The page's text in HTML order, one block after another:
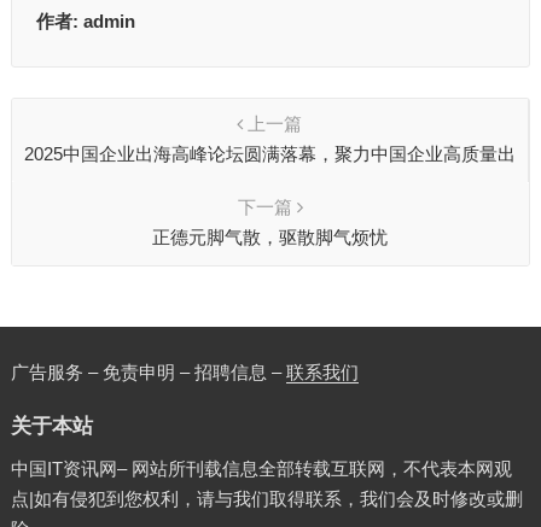
作者: admin
上一篇
2025中国企业出海高峰论坛圆满落幕，聚力中国企业高质量出
下一篇
正德元脚气散，驱散脚气烦忧
广告服务 – 免责申明 – 招聘信息 –联系我们
关于本站
中国IT资讯网– 网站所刊载信息全部转载互联网，不代表本网观
点|如有侵犯到您权利，请与我们取得联系，我们会及时修改或删